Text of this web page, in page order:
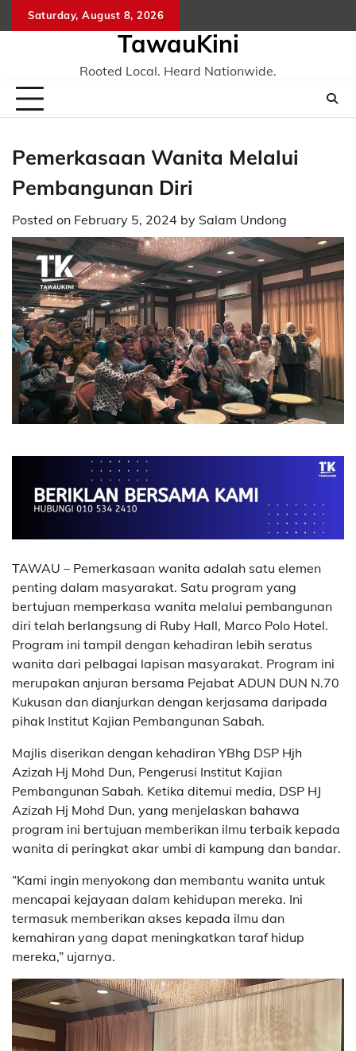
to
Saturday, August 8, 2026
TawauKini
Rooted Local. Heard Nationwide.
Pemerkasaan Wanita Melalui
Pembangunan Diri
Posted on February 5, 2024 by Salam Undong
TAWAU – Pemerkasaan wanita adalah satu elemen
penting dalam masyarakat. Satu program yang
bertujuan memperkasa wanita melalui pembangunan
diri telah berlangsung di Ruby Hall, Marco Polo Hotel.
Program ini tampil dengan kehadiran lebih seratus
wanita dari pelbagai lapisan masyarakat. Program ini
merupakan anjuran bersama Pejabat ADUN DUN N.70
Kukusan dan dianjurkan dengan kerjasama daripada
pihak Institut Kajian Pembangunan Sabah.
Majlis diserikan dengan kehadiran YBhg DSP Hjh
Azizah Hj Mohd Dun, Pengerusi Institut Kajian
Pembangunan Sabah. Ketika ditemui media, DSP HJ
Azizah Hj Mohd Dun, yang menjelaskan bahawa
program ini bertujuan memberikan ilmu terbaik kepada
wanita di peringkat akar umbi di kampung dan bandar.
“Kami ingin menyokong dan membantu wanita untuk
mencapai kejayaan dalam kehidupan mereka. Ini
termasuk memberikan akses kepada ilmu dan
kemahiran yang dapat meningkatkan taraf hidup
mereka,” ujarnya.